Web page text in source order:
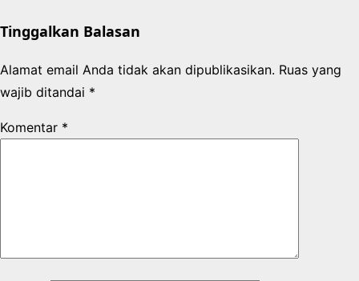
Tinggalkan Balasan
Alamat email Anda tidak akan dipublikasikan. Ruas yang
wajib ditandai *
Komentar *